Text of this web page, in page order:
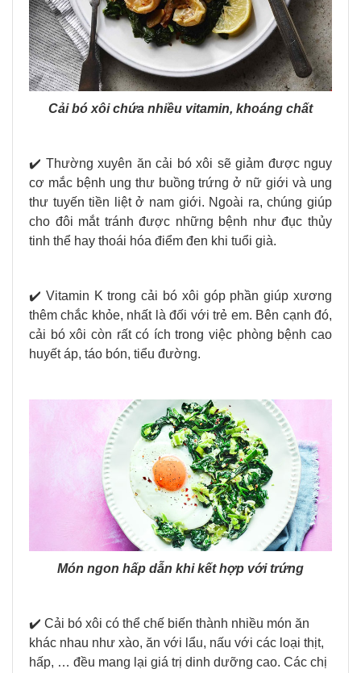
Cải bó xôi chứa nhiều vitamin, khoáng chất
✔️ Thường xuyên ăn cải bó xôi sẽ giảm được nguy
cơ mắc bệnh ung thư buồng trứng ở nữ giới và ung
thư tuyến tiền liệt ở nam giới. Ngoài ra, chúng giúp
cho đôi mắt tránh được những bệnh như đục thủy
tinh thể hay thoái hóa điểm đen khi tuổi già.
✔️ Vitamin K trong cải bó xôi góp phần giúp xương
thêm chắc khỏe, nhất là đối với trẻ em. Bên cạnh đó,
cải bó xôi còn rất có ích trong việc phòng bệnh cao
huyết áp, táo bón, tiểu đường.
Món ngon hấp dẫn khi kết hợp với trứng
✔️ Cải bó xôi có thể chế biến thành nhiều món ăn
khác nhau như xào, ăn với lẩu, nấu với các loại thịt,
hấp, … đều mang lại giá trị dinh dưỡng cao. Các chị